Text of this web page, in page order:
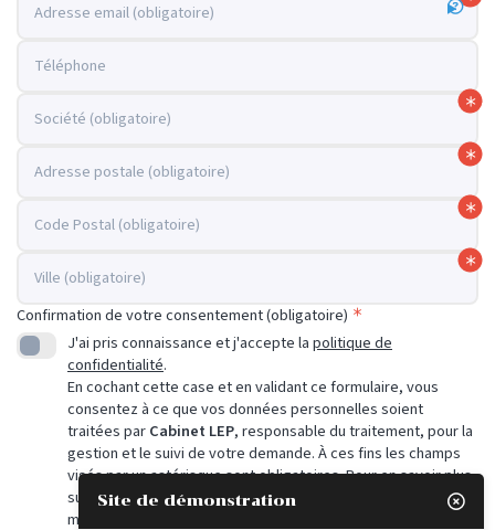
Adresse email (obligatoire)
Téléphone
Société (obligatoire)
Adresse postale (obligatoire)
Code Postal (obligatoire)
Ville (obligatoire)
J'ai pris connaissance et j'accepte lapolitique de
confidentialité.
En cochant cette case et en validant ce formulaire, vous
consentez à ce que vos données personnelles soient
traitées parCabinet LEP, responsable du traitement, pour la
gestion et le suivi de votre demande. À ces fins les champs
visés par un astérisque sont obligatoires. Pour en savoir plus
sur vos droits ainsi que nos traitements et pratiques en
matière de données personnelles, rendez-vous sur notre
Confirmation de votre consentement (obligatoire)
Site de démonstration 